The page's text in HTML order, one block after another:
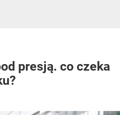
presją. co czeka